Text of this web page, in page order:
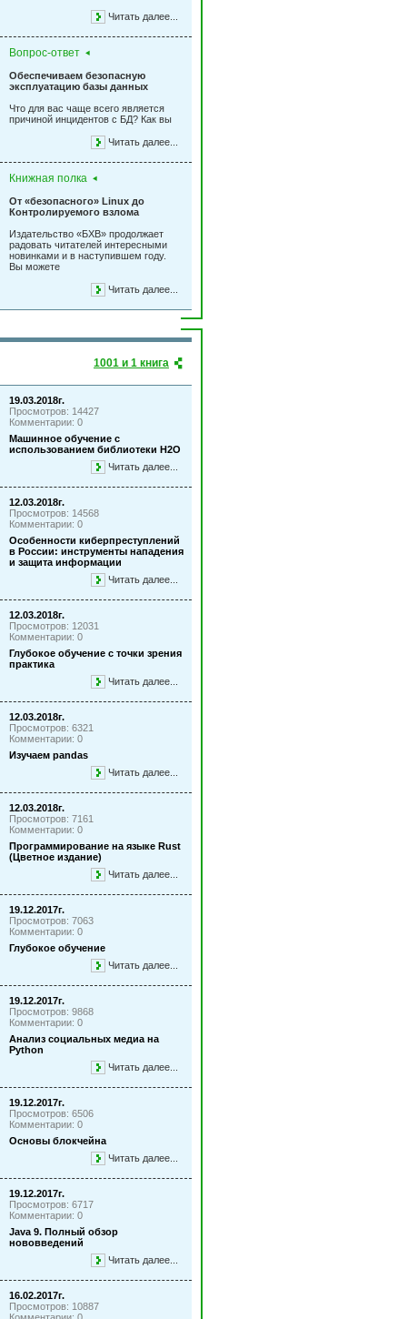
Читать далее...
Вопрос-ответ
Обеспечиваем безопасную
эксплуатацию базы данных
Что для вас чаще всего является
причиной инцидентов с БД? Как вы
Читать далее...
Книжная полка
От «безопасного» Linux до
Контролируемого взлома
Издательство «БХВ» продолжает
радовать читателей интересными
новинками и в наступившем году.
Вы можете
Читать далее...
1001 и 1 книга
19.03.2018г.
Просмотров: 14427
Комментарии: 0
Машинное обучение с
использованием библиотеки Н2О
Читать далее...
12.03.2018г.
Просмотров: 14568
Комментарии: 0
Особенности киберпреступлений
в России: инструменты нападения
и защита информации
Читать далее...
12.03.2018г.
Просмотров: 12031
Комментарии: 0
Глубокое обучение с точки зрения
практика
Читать далее...
12.03.2018г.
Просмотров: 6321
Комментарии: 0
Изучаем pandas
Читать далее...
12.03.2018г.
Просмотров: 7161
Комментарии: 0
Программирование на языке Rust
(Цветное издание)
Читать далее...
19.12.2017г.
Просмотров: 7063
Комментарии: 0
Глубокое обучение
Читать далее...
19.12.2017г.
Просмотров: 9868
Комментарии: 0
Анализ социальных медиа на
Python
Читать далее...
19.12.2017г.
Просмотров: 6506
Комментарии: 0
Основы блокчейна
Читать далее...
19.12.2017г.
Просмотров: 6717
Комментарии: 0
Java 9. Полный обзор
нововведений
Читать далее...
16.02.2017г.
Просмотров: 10887